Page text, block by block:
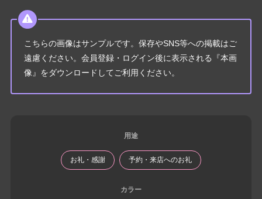
こちらの画像はサンプルです。保存やSNS等への掲載はご
遠慮ください。会員登録・ログイン後に表示される『本画
像』をダウンロードしてご利用ください。
用途
お礼・感謝 予約・来店へのお礼
カラー